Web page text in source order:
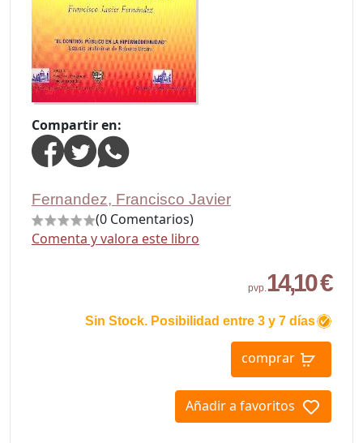
Compartir en:
Fernandez, Francisco Javier
(0 Comentarios)
Comenta y valora este libro
pvp.14,10 €
Sin Stock. Posibilidad entre 3 y 7 días
comprar
Añadir a favoritos